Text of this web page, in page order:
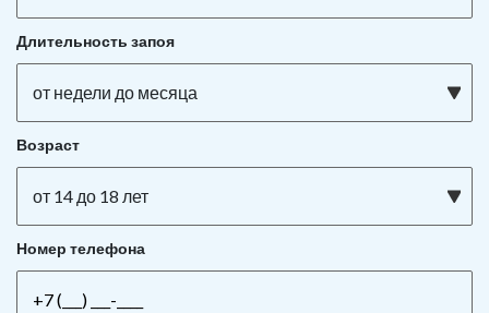
Длительность запоя
от недели до месяца
Возраст
от 14 до 18 лет
Номер телефона